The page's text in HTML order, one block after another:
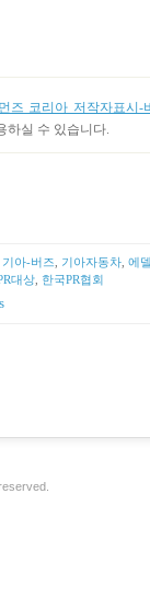
즈 코리아 저작자표시-
하실 수 있습니다.
기아-버즈 기아자동차, 에
대상, 한국PR협회